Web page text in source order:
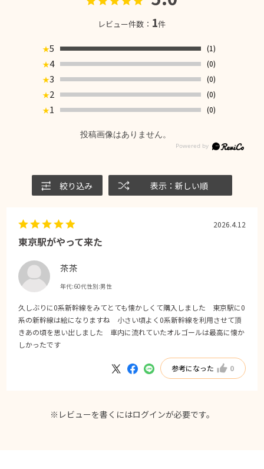
レビュー件数： 1件
★5
(1)
★4
(0)
★3
(0)
★2
(0)
★1 (0)
投稿画像はありません。
絞り込み 表示：新しい順
東京駅がやって来た
茶茶
年代:60代性別:男性
2026.4.12
久しぶりに0系新幹線をみてとても懐かしくて購入しました 東京駅に0
系の新幹線は絵になりますね 小さい頃よく0系新幹線を利用させて頂
きあの頃を思い出しました 車内に流れていたオルゴールは最高に懐か
しかったです
参考になった 0
※レビューを書くにはログインが必要です。